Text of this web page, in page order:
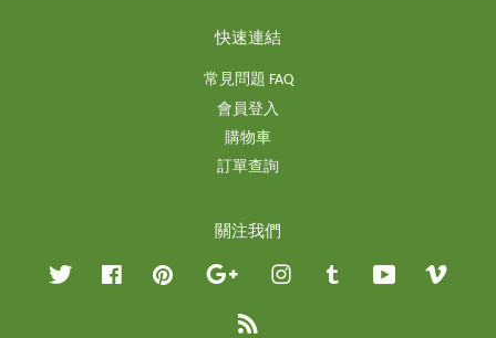
快速連結
常見問題 FAQ
會員登入
購物車
訂單查詢
關注我們
Twitter Facebook Pinterest Google InstagramTumblr YouTube